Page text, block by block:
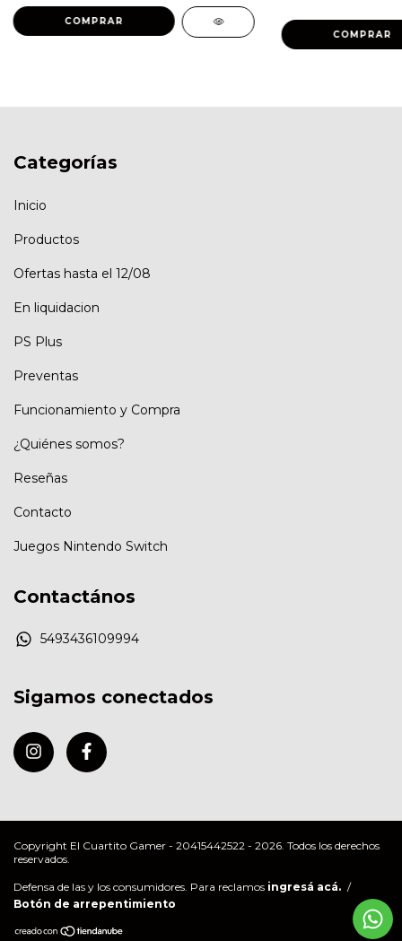
COMPRAR
COMPRAR
Categorías
Inicio
Productos
Ofertas hasta el 12/08
En liquidacion
PS Plus
Preventas
Funcionamiento y Compra
¿Quiénes somos?
Reseñas
Contacto
Juegos Nintendo Switch
Contactános
5493436109994
Sigamos conectados
Copyright El Cuartito Gamer - 20415442522 - 2026. Todos los derechos
reservados.
Defensa de las y los consumidores. Para reclamos ingresá acá. /
Botón de arrepentimiento